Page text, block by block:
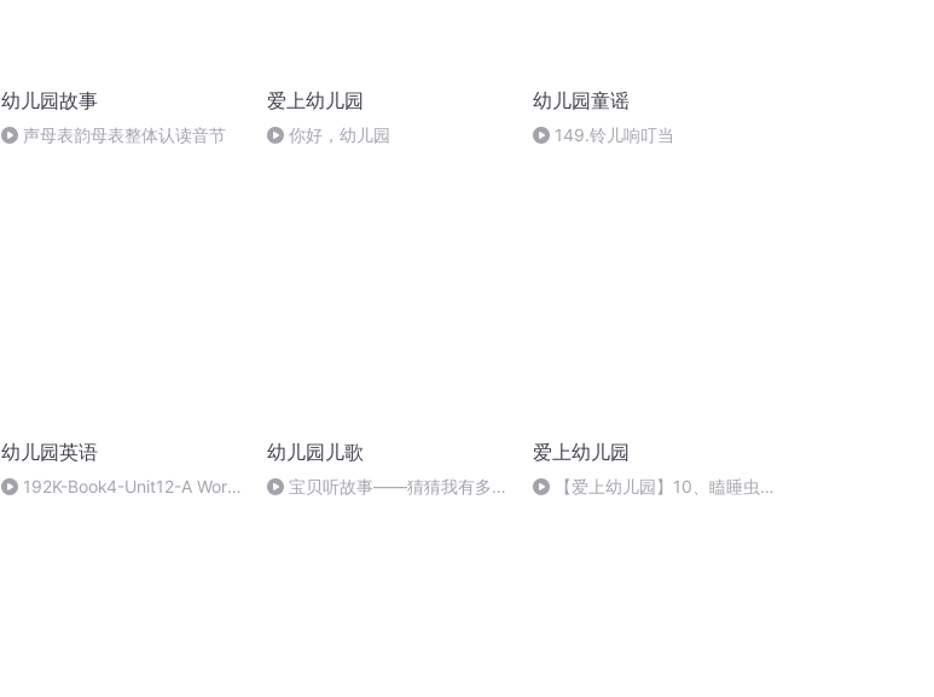
幼儿园故事
声母表韵母表整体认读音节
爱上幼儿园
你好，幼儿园
幼儿园童谣
149.铃儿响叮当
幼儿园英语
192K-Book4-Unit12-A World
幼儿园儿歌
宝贝听故事——猜猜我有多爱
爱上幼儿园
【爱上幼儿园】10、瞌睡虫